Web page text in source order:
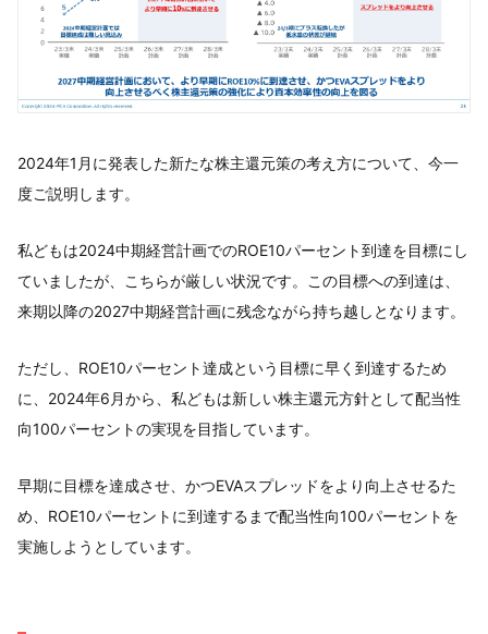
2024年1月に発表した新たな株主還元策の考え方について、今一
度ご説明します。
私どもは2024中期経営計画でのROE10パーセント到達を目標にし
ていましたが、こちらが厳しい状況です。この目標への到達は、
来期以降の2027中期経営計画に残念ながら持ち越しとなります。
ただし、ROE10パーセント達成という目標に早く到達するため
に、2024年6月から、私どもは新しい株主還元方針として配当性
向100パーセントの実現を目指しています。
早期に目標を達成させ、かつEVAスプレッドをより向上させるた
め、ROE10パーセントに到達するまで配当性向100パーセントを
実施しようとしています。